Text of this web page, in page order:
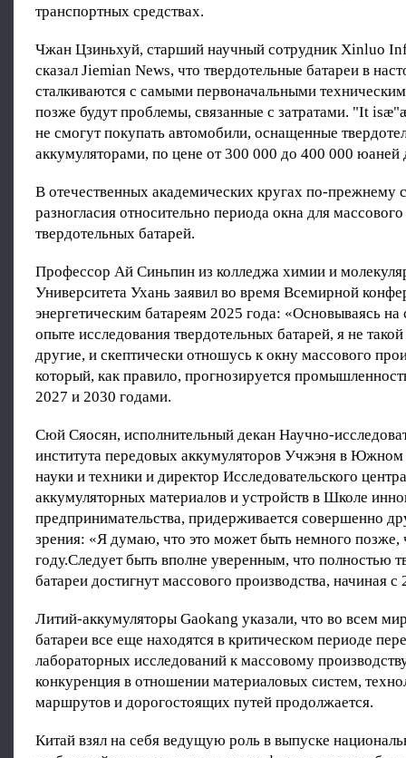
транспортных средствах.
Чжан Цзиньхуй, старший научный сотрудник Xinluo
сказал Jiemian News, что твердотельные батареи в
сталкиваются с самыми первоначальными
позже будут проблемы, связанные с затратами. "It
не смогут покупать автомобили, оснащенные
аккумуляторами, по цене от 300 000 до 400 000 юаней
В отечественных академических кругах по-прежнему
разногласия относительно периода окна для
твердотельных батарей.
Профессор Ай Синьпин из колледжа химии и
Университета Ухань заявил во время Всемирной
энергетическим батареям 2025 года: «Основываясь
опыте исследования твердотельных батарей, я не
другие, и скептически отношусь к окну массового
который, как правило, прогнозируется
2027 и 2030 годами.
Сюй Сяосян, исполнительный декан Научно-
института передовых аккумуляторов Учжэня в Южном
науки и техники и директор Исследовательского
аккумуляторных материалов и устройств в Школе
предпринимательства, придерживается совершенно
зрения: «Я думаю, что это может быть немного позже,
году.Следует быть вполне уверенным, что полностью
батареи достигнут массового производства, начиная с
Литий-аккумуляторы Gaokang указали, что во всем
батареи все еще находятся в критическом периоде
лабораторных исследований к массовому
конкуренция в отношении материаловых систем,
маршрутов и дорогостоящих путей продолжается.
Китай взял на себя ведущую роль в выпуске